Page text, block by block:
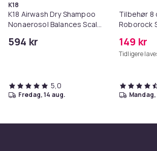
K18
K18 Airwash Dry Shampoo
Nonaerosol Balances Scalp
594 kr
5,0
fredag, 14 aug.
Tilbehør 8
Roborock
MAXV/
149 kr
Tidligere